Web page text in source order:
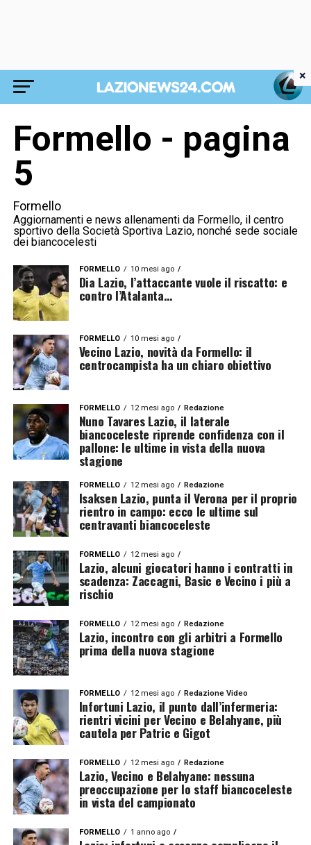
Formello - pagina
5
Formello
Aggiornamenti e news allenamenti da Formello, il centro
sportivo della Società Sportiva Lazio, nonché sede sociale
dei biancocelesti
FORMELLO 10 mesi ago
Dia Lazio, l’attaccante vuole il riscatto: e
contro l’Atalanta…
FORMELLO 10 mesi ago
Vecino Lazio, novità da Formello: il
centrocampista ha un chiaro obiettivo
FORMELLO 12 mesi ago Redazione
Nuno Tavares Lazio, il laterale
biancoceleste riprende confidenza con il
pallone: le ultime in vista della nuova
stagione
FORMELLO 12 mesi ago Redazione
Isaksen Lazio, punta il Verona per il proprio
rientro in campo: ecco le ultime sul
centravanti biancoceleste
FORMELLO 12 mesi ago
Lazio, alcuni giocatori hanno i contratti in
scadenza: Zaccagni, Basic e Vecino i più a
rischio
FORMELLO 12 mesi ago Redazione
Lazio, incontro con gli arbitri a Formello
prima della nuova stagione
FORMELLO 12 mesi ago Redazione Video
Infortuni Lazio, il punto dall’infermeria:
rientri vicini per Vecino e Belahyane, più
cautela per Patric e Gigot
FORMELLO 12 mesi ago Redazione
Lazio, Vecino e Belahyane: nessuna
preoccupazione per lo staff biancoceleste
in vista del campionato
FORMELLO 1 anno ago
×